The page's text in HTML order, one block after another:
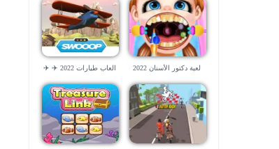
لعبة دكتور الأسنان 2022 العاب طيارات 2022 ✈️ ✈️